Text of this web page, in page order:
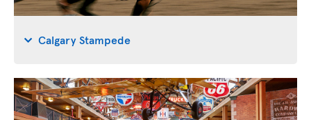
Calgary Stampede